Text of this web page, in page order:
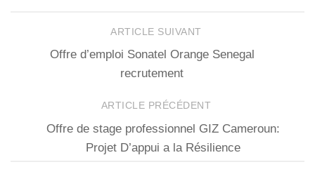
ARTICLE SUIVANT
Offre d’emploi Sonatel Orange Senegal
recrutement
ARTICLE PRÉCÉDENT
Offre de stage professionnel GIZ Cameroun:
Projet D’appui a la Résilience